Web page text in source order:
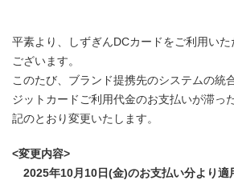
平素より、しずぎんDCカードをご利用いた
ございます。
このたび、ブランド提携先のシステムの統
ジットカードご利用代金のお支払いが滞っ
記のとおり変更いたします。
<変更内容>
2025年10月10日(金)のお支払い分より適